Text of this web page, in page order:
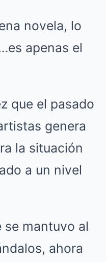
novela, lo
apenas el
que el pasado
genera
la situación
a un nivel
se mantuvo al
ahora